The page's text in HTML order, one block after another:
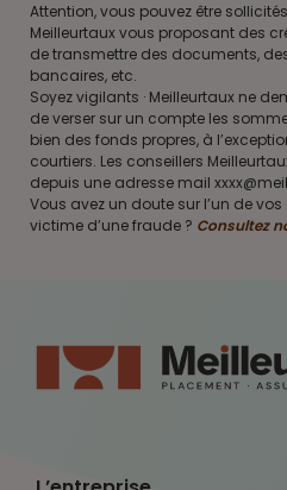
Attention, vous pouvez être
Meilleurtaux vous proposant des
de transmettre des documents,
bancaires, etc.
Soyez vigilants · Meilleurtaux ne
de verser sur un compte les
bien des fonds propres, à
courtiers. Les conseillers
depuis une adresse mail
Vous avez un doute sur l’un de
victime d’une fraude ? Consultez